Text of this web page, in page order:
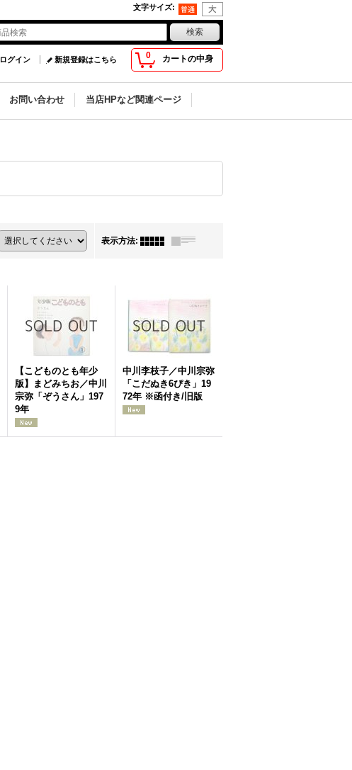
文字サイズ:
0 カートの中身
ログイン 新規登録はこちら
お問い合わせ 当店HPなど関連ページ
表示方法:
【こどものとも年少
版】まどみちお／中川
宗弥「ぞうさん」197
9年
中川李枝子／中川宗弥
「こだぬき6ぴき」19
72年 ※函付き/旧版